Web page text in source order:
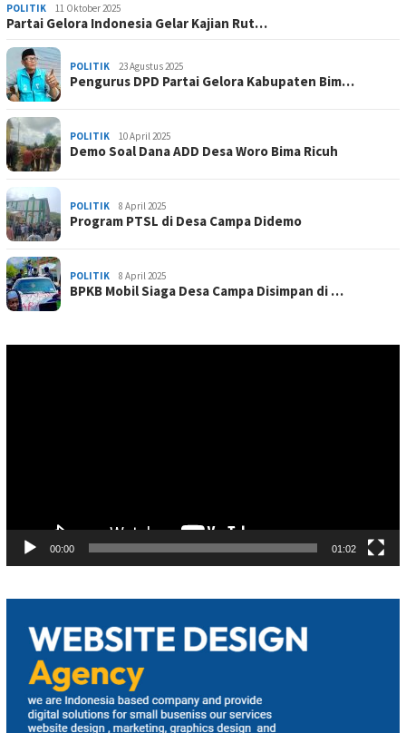
POLITIK 11 Oktober 2025
Partai Gelora Indonesia Gelar Kajian Rut…
POLITIK 23 Agustus 2025
Pengurus DPD Partai Gelora Kabupaten Bim…
POLITIK 10 April 2025
Demo Soal Dana ADD Desa Woro Bima Ricuh
POLITIK 8 April 2025
Program PTSL di Desa Campa Didemo
POLITIK 8 April 2025
BPKB Mobil Siaga Desa Campa Disimpan di …
00:00 01:02